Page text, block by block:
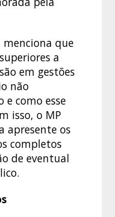
que
a
em gestões
não
como esse
isso, o MP
apresente os
completos
de eventual